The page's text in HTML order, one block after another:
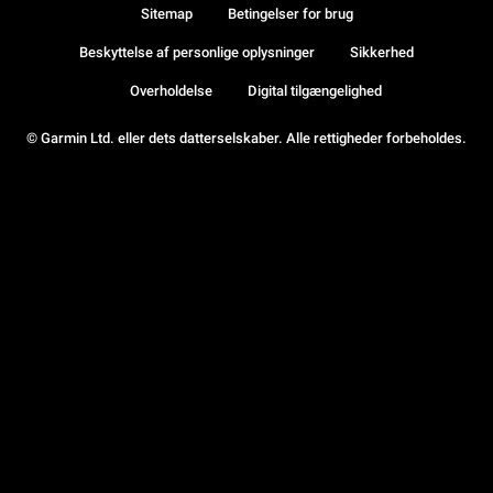
© Garmin Ltd. eller dets datterselskaber. Alle rettigheder forbeholdes.
Sitemap Betingelser for brug
Beskyttelse af personlige oplysninger Sikkerhed
Overholdelse Digital tilgængelighed